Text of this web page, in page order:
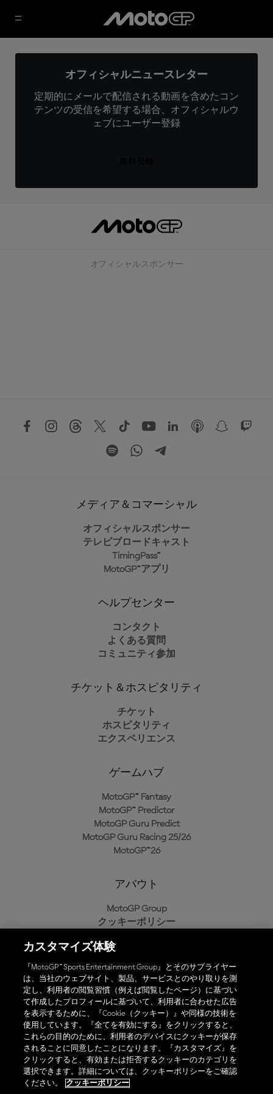
オフィシャルニュースレター
定期的にメールで配信される動画を含めたコン
テンツの受信を希望する場合、オフィシャルウ
ェブにユーザー登録
オフィシャルスポンサー
メディア＆コマーシャル
オフィシャルスポンサー
テレビブロードキャスト
TimingPass™
MotoGP™アプリ
ヘルプセンター
コンタクト
よくある質問
コミュニティ参加
チケット＆ホスピタリティ
チケット
ホスピタリティ
エクスペリエンス
ゲームハブ
MotoGP™ Fantasy
MotoGP™ Predictor
MotoGP Guru Predict
MotoGP Guru Racing 25/26
MotoGP™26
アバウト
MotoGP Group
クッキーポリシー
プライバシーポリシー
購入ポリシー
オフィシャルアプリ
© 2026 MotoGP Sports Entertainment Group. 全著作権所有。全ての
商標はそれぞれの所有者に帰属。
カスタマイズ体験
『MotoGP™ Sports Entertainment Group』とそのサプライヤー
は、当社のウェブサイト、製品、サービスとのやり取りを測
定し、利用者の閲覧習慣（例えば閲覧したページ）に基づい
て作成したプロフィールに基づいて、利用者に合わせた広告
を表示するために、『Cookie（クッキー）』や同様の技術を
使用しています。『全てを有効にする』をクリックすると、
これらの目的のために、利用者のデバイスにクッキーが保存
されることに同意したことになります。『カスタマイズ』を
クリックすると、有効または拒否するクッキーのカテゴリを
選択できます。詳細については、クッキーポリシーをご確認
ください。
クッキーポリシー